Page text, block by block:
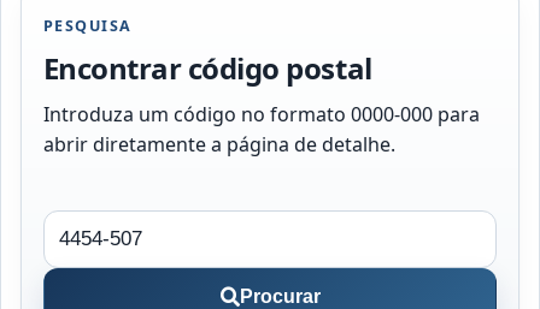
PESQUISA
Encontrar código postal
Introduza um código no formato 0000-000 para
abrir diretamente a página de detalhe.
Procurar